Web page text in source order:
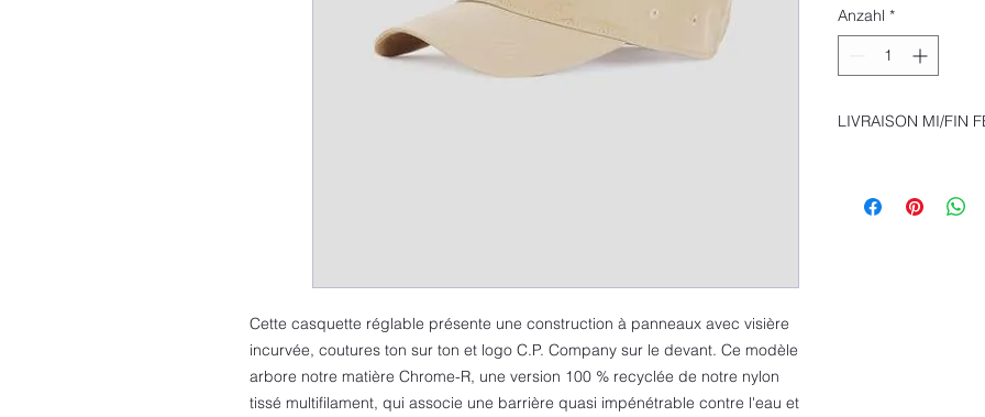
Cette casquette réglable présente une construction à panneaux avec visière
incurvée, coutures ton sur ton et logo C.P. Company sur le devant. Ce modèle
arbore notre matière Chrome-R, une version 100 % recyclée de notre nylon
tissé multifilament, qui associe une barrière quasi impénétrable contre l'eau et
Anzahl *
LIVRAISON MI/FIN